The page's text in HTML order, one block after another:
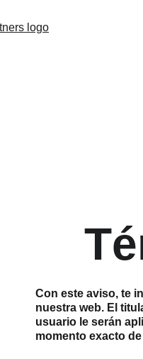
Con este aviso, te
nuestra web. El
usuario le serán
momento exacto